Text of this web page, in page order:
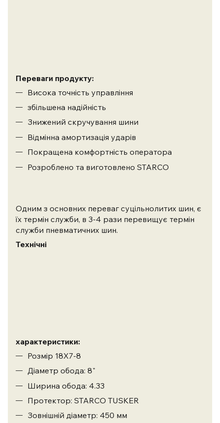
Переваги продукту:
Висока точність управління
збільшена надійність
Знижений скручування шини
Відмінна амортизація ударів
Покращена комфортність оператора
Розроблено та виготовлено STARCO
Одним з основних переваг суцільнолитих шин, є
їх термін служби, в 3-4 рази перевищує термін
служби пневматичних шин.
Технічні
характеристики:
Розмір 18X7-8
Діаметр обода: 8"
Ширина обода: 4.33
Протектор: STARCO TUSKER
Зовнішній діаметр: 450 мм